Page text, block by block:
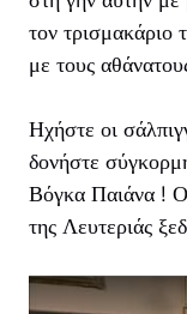
τον τρισμακάριο
με τους
Ηχήστε οι
δονήστε
Βόγκα Παιάνα !
της Λευτεριάς